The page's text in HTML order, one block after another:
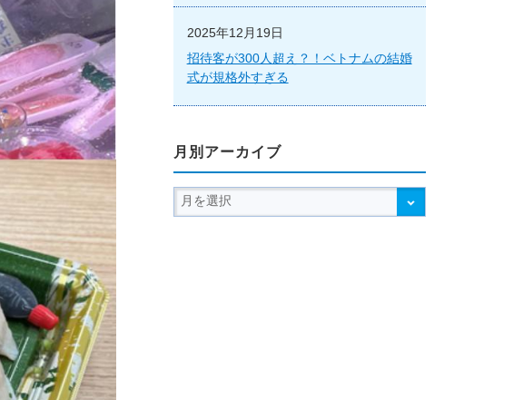
2025年12月19日
招待客が300人超え？！ベトナムの結婚
式が規格外すぎる
月別アーカイブ